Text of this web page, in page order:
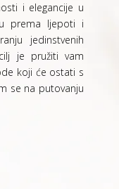
i elegancije u
prema ljepoti i
jedinstvenih
je pružiti vam
koji će ostati s
se na putovanju